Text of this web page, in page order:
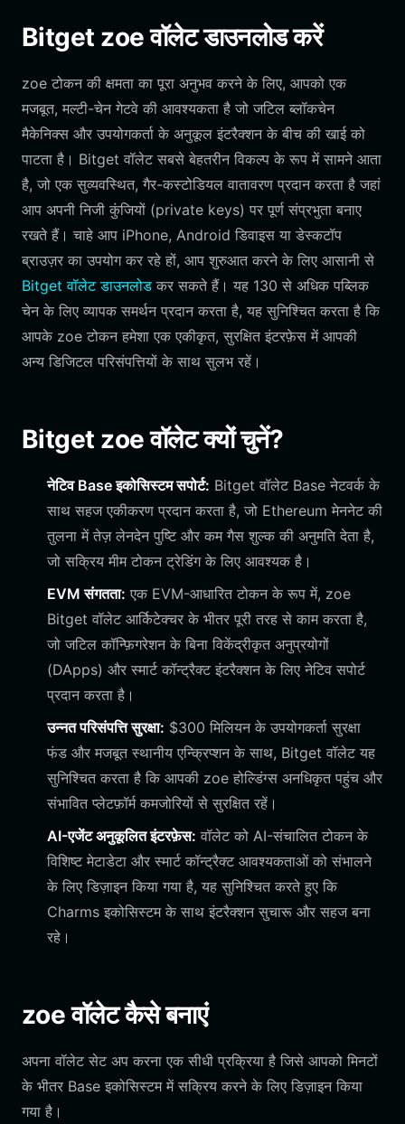
Bitget zoe वॉलेट डाउनलोड करें
zoe टोकन की क्षमता का पूरा अनुभव करने के लिए, आपको एक
मजबूत, मल्टी-चेन गेटवे की आवश्यकता है जो जटिल ब्लॉकचेन
मैकेनिक्स और उपयोगकर्ता के अनुकूल इंटरैक्शन के बीच की खाई को
पाटता है। Bitget वॉलेट सबसे बेहतरीन विकल्प के रूप में सामने आता
है, जो एक सुव्यवस्थित, गैर-कस्टोडियल वातावरण प्रदान करता है जहां
आप अपनी निजी कुंजियों (private keys) पर पूर्ण संप्रभुता बनाए
रखते हैं। चाहे आप iPhone, Android डिवाइस या डेस्कटॉप
ब्राउज़र का उपयोग कर रहे हों, आप शुरुआत करने के लिए आसानी से
Bitget वॉलेट डाउनलोड कर सकते हैं। यह 130 से अधिक पब्लिक
चेन के लिए व्यापक समर्थन प्रदान करता है, यह सुनिश्चित करता है कि
आपके zoe टोकन हमेशा एक एकीकृत, सुरक्षित इंटरफ़ेस में आपकी
अन्य डिजिटल परिसंपत्तियों के साथ सुलभ रहें।
Bitget zoe वॉलेट क्यों चुनें?
नेटिव Base इकोसिस्टम सपोर्ट: Bitget वॉलेट Base नेटवर्क के
साथ सहज एकीकरण प्रदान करता है, जो Ethereum मेननेट की
तुलना में तेज़ लेनदेन पुष्टि और कम गैस शुल्क की अनुमति देता है,
जो सक्रिय मीम टोकन ट्रेडिंग के लिए आवश्यक है।
EVM संगतता: एक EVM-आधारित टोकन के रूप में, zoe
Bitget वॉलेट आर्किटेक्चर के भीतर पूरी तरह से काम करता है,
जो जटिल कॉन्फ़िगरेशन के बिना विकेंद्रीकृत अनुप्रयोगों
(DApps) और स्मार्ट कॉन्ट्रैक्ट इंटरैक्शन के लिए नेटिव सपोर्ट
प्रदान करता है।
उन्नत परिसंपत्ति सुरक्षा: $300 मिलियन के उपयोगकर्ता सुरक्षा
फंड और मजबूत स्थानीय एन्क्रिप्शन के साथ, Bitget वॉलेट यह
सुनिश्चित करता है कि आपकी zoe होल्डिंग्स अनधिकृत पहुंच और
संभावित प्लेटफ़ॉर्म कमजोरियों से सुरक्षित रहें।
AI-एजेंट अनुकूलित इंटरफ़ेस: वॉलेट को AI-संचालित टोकन के
विशिष्ट मेटाडेटा और स्मार्ट कॉन्ट्रैक्ट आवश्यकताओं को संभालने
के लिए डिज़ाइन किया गया है, यह सुनिश्चित करते हुए कि
Charms इकोसिस्टम के साथ इंटरैक्शन सुचारू और सहज बना
रहे।
zoe वॉलेट कैसे बनाएं
अपना वॉलेट सेट अप करना एक सीधी प्रक्रिया है जिसे आपको मिनटों
के भीतर Base इकोसिस्टम में सक्रिय करने के लिए डिज़ाइन किया
गया है।